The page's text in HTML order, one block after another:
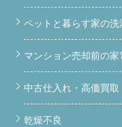
ペットと暮らす家の
マンション売却前の
中古仕入れ・高価買取
乾燥不良